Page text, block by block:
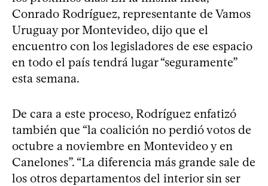
Conrado Rodríguez, representante de Vamos
Uruguay por Montevideo, dijo que el
encuentro con los legisladores de ese espacio
en todo el país tendrá lugar “seguramente”
esta semana.
De cara a este proceso, Rodríguez enfatizó
también que “la coalición no perdió votos de
octubre a noviembre en Montevideo y en
Canelones”. “La diferencia más grande sale de
los otros departamentos del interior sin ser